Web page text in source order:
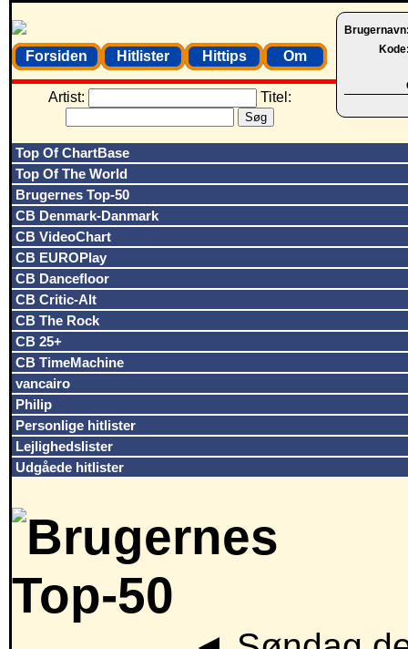
Forsiden Hitlister Hittips Om
Artist: Titel:
Top Of ChartBase
Top Of The World
Brugernes Top-50
CB Denmark-Danmark
CB VideoChart
CB EUROPlay
CB Dancefloor
CB Critic-Alt
CB The Rock
CB 25+
CB TimeMachine
vancairo
Philip
Personlige hitlister
Lejlighedslister
Udgåede hitlister